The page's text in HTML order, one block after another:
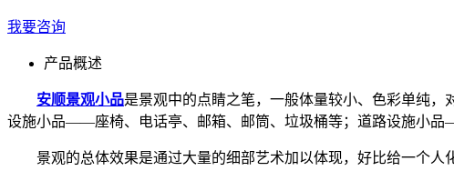
我要咨询
产品概述
安顺景观小品是景观中的点睛之笔，一般体量较小、色彩单纯
设施小品——座椅、电话亭、邮箱、邮筒、垃圾桶等；道路设施小品
景观的总体效果是通过大量的细部艺术加以体现，好比给一个